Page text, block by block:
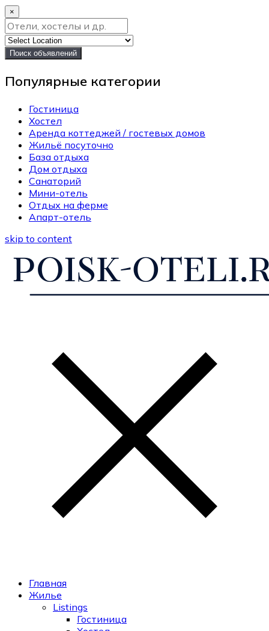
×
Поиск объявлений
Популярные категории
Гостиница
Хостел
Аренда коттеджей / гостевых домов
Жильё посуточно
База отдыха
Дом отдыха
Санаторий
Мини-отель
Отдых на ферме
Апарт-отель
skip to content
Главная
Жилье
Listings
Гостиница